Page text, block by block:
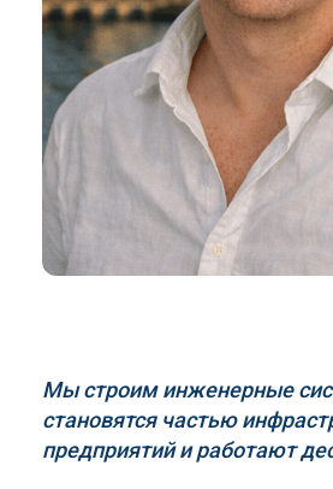
Мы строим инженерные
становятся частью
предприятий и работают